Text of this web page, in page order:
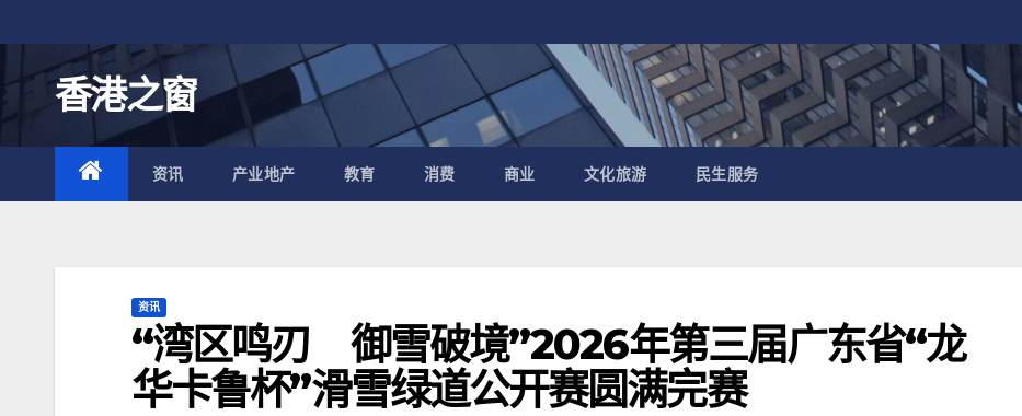
至
内
容
香港之窗
资讯 产业地产 教育 消费 商业 文化旅游 民生服务
资讯
“湾区鸣刃 御雪破境”2026年第三届广东省“龙
华卡鲁杯”滑雪绿道公开赛圆满完赛